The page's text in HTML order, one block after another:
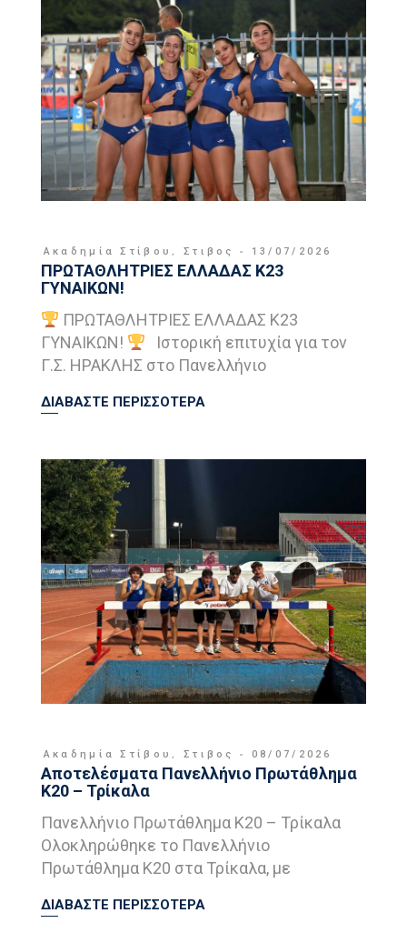
Ακαδημία Στίβου , Στιβος 13/07/2026
ΠΡΩΤΑΘΛΗΤΡΙΕΣ ΕΛΛΑΔΑΣ Κ23
ΓΥΝΑΙΚΩΝ!
ΠΡΩΤΑΘΛΗΤΡΙΕΣ ΕΛΛΑΔΑΣ Κ23
ΓΥΝΑΙΚΩΝ!
Ιστορική επιτυχία για τον
Γ.Σ. ΗΡΑΚΛΗΣ στο Πανελλήνιο
ΔΙΑΒΑΣΤΕ ΠΕΡΙΣΣΟΤΕΡΑ
Ακαδημία Στίβου , Στιβος 08/07/2026
Αποτελέσματα Πανελλήνιο Πρωτάθλημα
Κ20 – Τρίκαλα
Πανελλήνιο Πρωτάθλημα Κ20 – Τρίκαλα
Ολοκληρώθηκε το Πανελλήνιο
Πρωτάθλημα Κ20 στα Τρίκαλα, με
ΔΙΑΒΑΣΤΕ ΠΕΡΙΣΣΟΤΕΡΑ